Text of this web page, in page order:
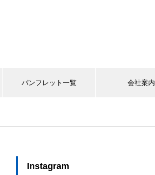
パンフレット一覧 会社案内
Instagram